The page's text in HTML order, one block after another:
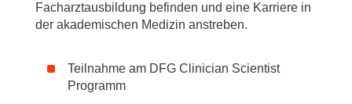
Facharztausbildung befinden und eine Karriere in
der akademischen Medizin anstreben.
Teilnahme am DFG Clinician Scientist
Programm